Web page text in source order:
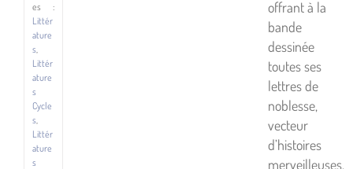
es :
Littér
ature
s,
Littér
ature
s
Cycle
s,
Littér
ature
s
offrant à la
bande
dessinée
toutes ses
lettres de
noblesse,
vecteur
d’histoires
merveilleuses,